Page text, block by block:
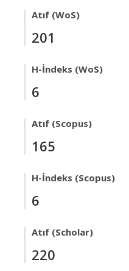
Atıf (WoS)
201
H-İndeks (WoS)
6
Atıf (Scopus)
165
H-İndeks (Scopus)
6
Atıf (Scholar)
220